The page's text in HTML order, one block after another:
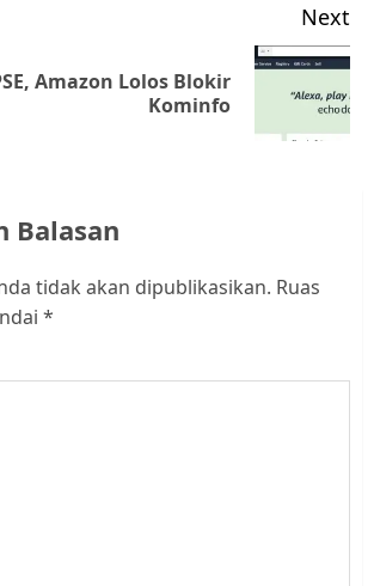
Next
Amazon Lolos Blokir
Kominfo
Balasan
tidak akan dipublikasikan. Ruas
*